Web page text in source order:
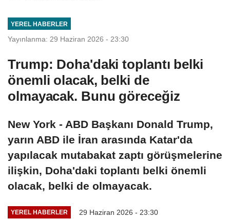
YEREL HABERLER
Yayınlanma: 29 Haziran 2026 - 23:30
Trump: Doha'daki toplantı belki
önemli olacak, belki de
olmayacak. Bunu göreceğiz
New York - ABD Başkanı Donald Trump,
yarın ABD ile İran arasında Katar'da
yapılacak mutabakat zaptı görüşmelerine
ilişkin, Doha'daki toplantı belki önemli
olacak, belki de olmayacak.
YEREL HABERLER 29 Haziran 2026 - 23:30